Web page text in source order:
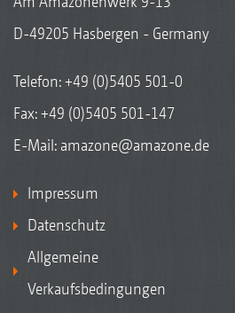
D-49205 Hasbergen - Germany
Telefon:+49 (0)5405 501-0
Fax: +49 (0)5405 501-147
E-Mail: amazone@amazone.de
Impressum
Datenschutz
Allgemeine
Verkaufsbedingungen